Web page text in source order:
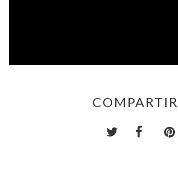
COMPARTIR